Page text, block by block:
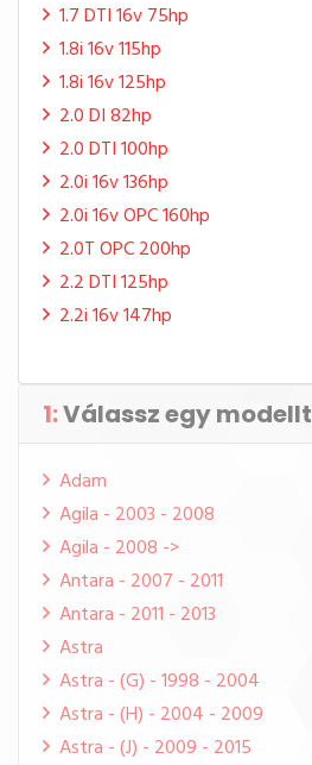
1:Válassz egy modellt
Adam
Agila - 2003 - 2008
Agila - 2008 ->
Antara - 2007 - 2011
Antara - 2011 - 2013
Astra
Astra - (G) - 1998 - 2004
Astra - (H) - 2004 - 2009
Astra - (J) - 2009 - 2015
1.7 DTI 16v 75hp
1.8i 16v 115hp
1.8i 16v 125hp
2.0 DI 82hp
2.0 DTI 100hp
2.0i 16v 136hp
2.0i 16v OPC 160hp
2.0T OPC 200hp
2.2 DTI 125hp
2.2i 16v 147hp